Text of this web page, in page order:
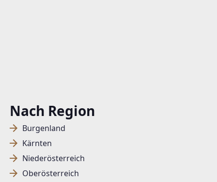
Nach Region
Burgenland
Kärnten
Niederösterreich
Oberösterreich